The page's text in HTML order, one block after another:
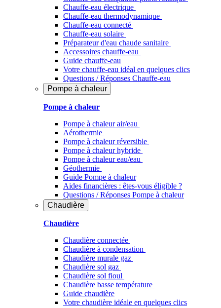
Chauffe-eau électrique
Chauffe-eau thermodynamique
Chauffe-eau connecté
Chauffe-eau solaire
Préparateur d'eau chaude sanitaire
Accessoires chauffe-eau
Guide chauffe-eau
Votre chauffe-eau idéal en quelques clics
Questions / Réponses Chauffe-eau
Pompe à chaleur
Pompe à chaleur
Pompe à chaleur air/eau
Aérothermie
Pompe à chaleur réversible
Pompe à chaleur hybride
Pompe à chaleur​ eau/eau
Géothermie
Guide Pompe à chaleur
Aides financières : êtes-vous éligible ?
Questions / Réponses Pompe à chaleur
Chaudière
Chaudière
Chaudière connectée
Chaudière à condensation
Chaudière murale gaz
Chaudière sol gaz
Chaudière sol fioul
Chaudière basse température
Guide chaudière
Votre chaudière idéale en quelques clics